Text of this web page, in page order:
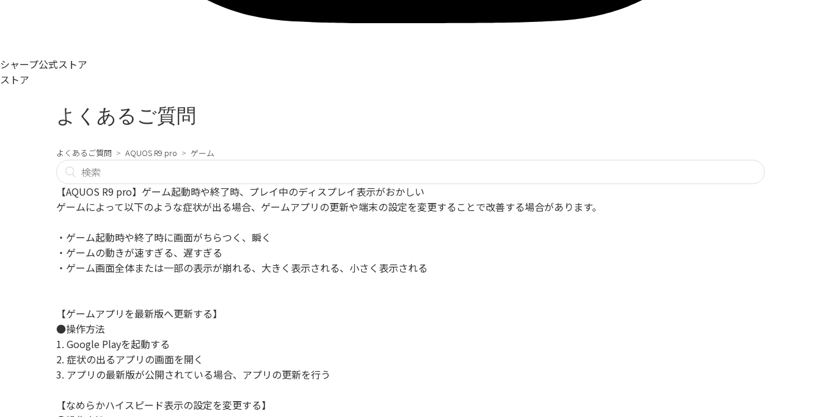
シャープ公式ストア
ストア
よくあるご質問
よくあるご質問 AQUOS R9 pro ゲーム
【AQUOS R9 pro】ゲーム起動時や終了時、プレイ中のディスプレイ表示がおかしい
ゲームによって以下のような症状が出る場合、ゲームアプリの更新や端末の設定を変更することで改善する場合があります。
・ゲーム起動時や終了時に画面がちらつく、瞬く
・ゲームの動きが速すぎる、遅すぎる
・ゲーム画面全体または一部の表示が崩れる、大きく表示される、小さく表示される
【ゲームアプリを最新版へ更新する】
●操作方法
1. Google Playを起動する
2. 症状の出るアプリの画面を開く
3. アプリの最新版が公開されている場合、アプリの更新を行う
【なめらかハイスピード表示の設定を変更する】